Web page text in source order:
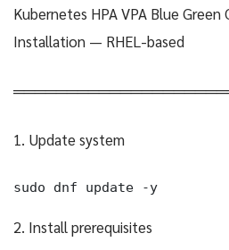
Kubernetes HPA VPA Blue Green
Installation — RHEL-based
1. Update system
sudo dnf update -y
2. Install prerequisites